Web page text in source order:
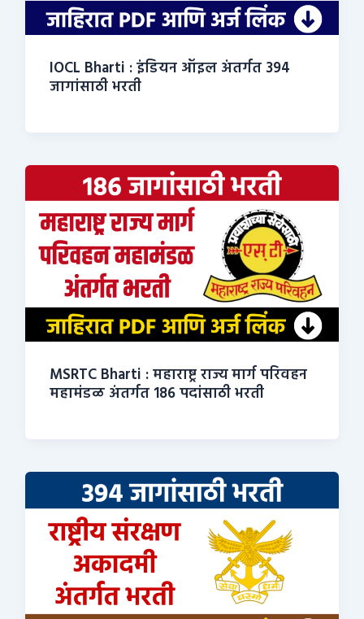
IOCL Bharti : इंडियन ऑइल अंतर्गत 394
जागांसाठी भरती
MSRTC Bharti : महाराष्ट्र राज्य मार्ग परिवहन
महामंडळ अंतर्गत 186 पदांसाठी भरती